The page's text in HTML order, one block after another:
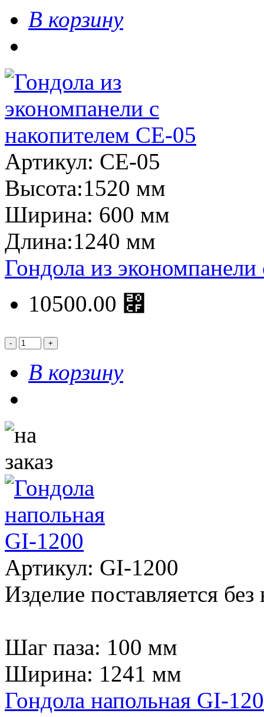
В корзину
Артикул: СЕ-05
Высота:1520 мм
Ширина: 600 мм
Длина:1240 мм
Гондола из
10500.00 ⃏
В корзину
Артикул: GI-1200
Изделие поставляется без
Шаг паза: 100 мм
Ширина: 1241 мм
Гондола напольная GI-